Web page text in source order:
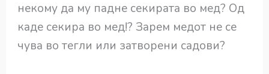
некому да му падне секирата во мед? Од
каде секира во мед!? Зарем медот не се
чува во тегли или затворени садови?